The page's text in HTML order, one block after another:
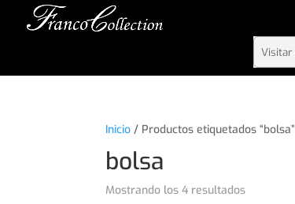
Inicio / Productos etiquetados “bolsa”
bolsa
Mostrando los 4 resultados